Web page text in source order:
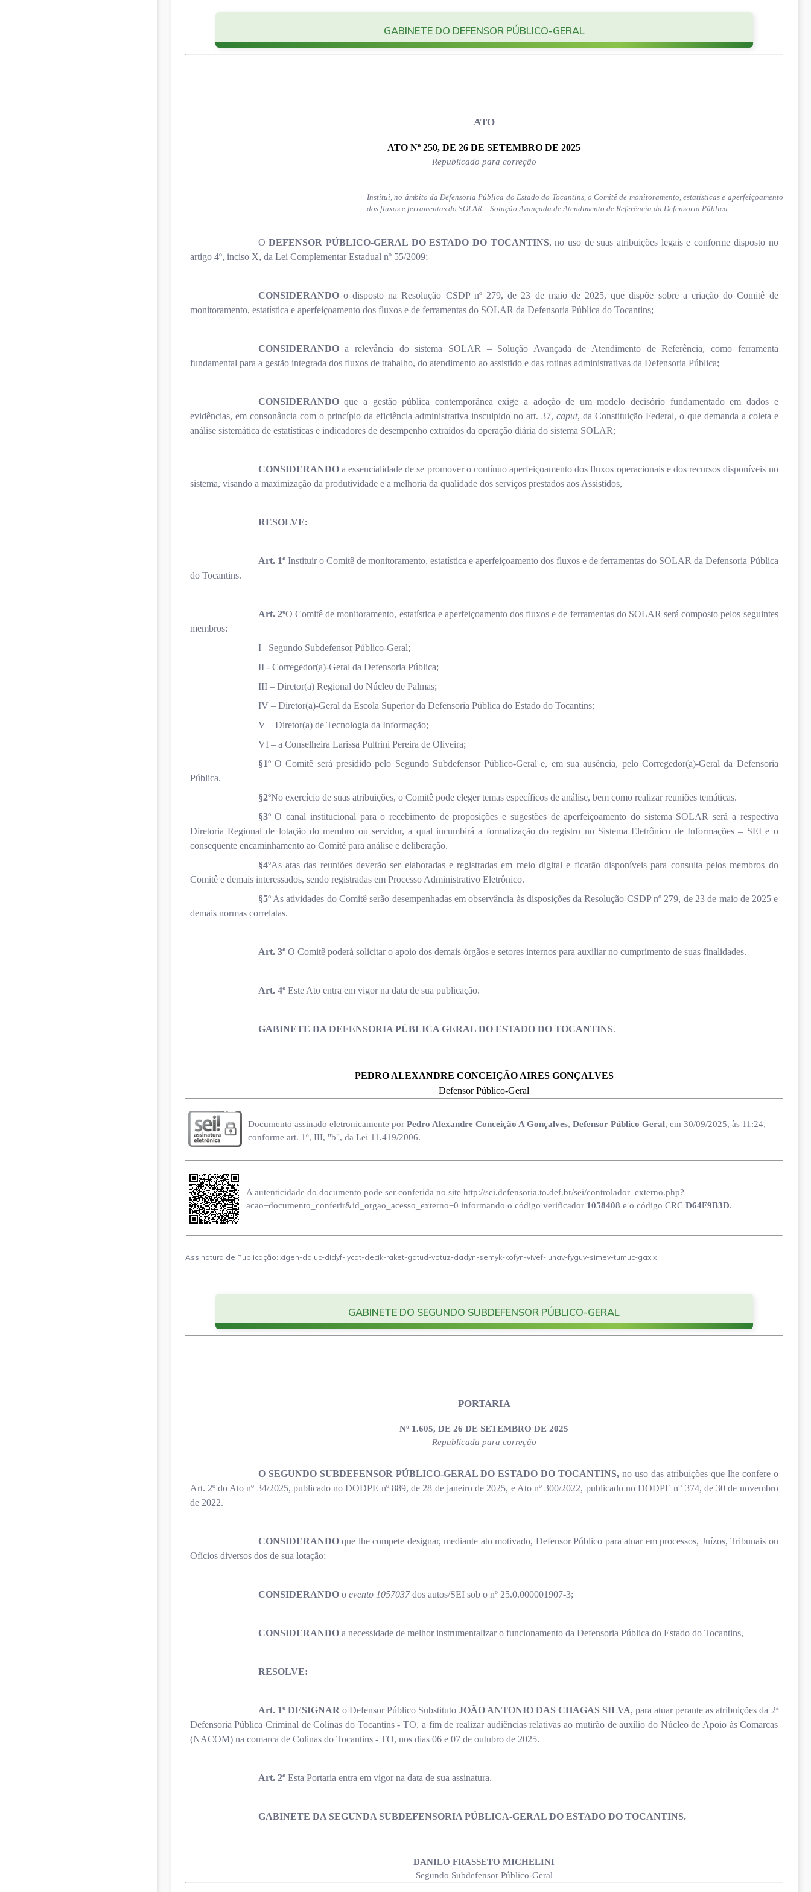
GABINETE DO DEFENSOR PÚBLICO-GERAL
ATO
ATO Nº 250, DE 26 DE SETEMBRO DE 2025
Republicado para correção
Institui, no âmbito da Defensoria Pública do Estado do Tocantins, o Comitê de monitoramento, estatísticas e aperfeiçoamento
dos fluxos e ferramentas do SOLAR – Solução Avançada de Atendimento de Referência da Defensoria Pública.
ODEFENSOR PÚBLICO-GERAL DO ESTADO DO TOCANTINS, no uso de suas atribuições legais e conforme disposto no
artigo 4º, inciso X, da Lei Complementar Estadual nº 55/2009;
CONSIDERANDOo disposto na Resolução CSDP nº 279, de 23 de maio de 2025, que dispõe sobre a criação do Comitê de
monitoramento, estatística e aperfeiçoamento dos fluxos e de ferramentas do SOLAR da Defensoria Pública do Tocantins;
CONSIDERANDOa relevância do sistema SOLAR – Solução Avançada de Atendimento de Referência, como ferramenta
fundamental para a gestão integrada dos fluxos de trabalho, do atendimento ao assistido e das rotinas administrativas da Defensoria Pública;
CONSIDERANDOque a gestão pública contemporânea exige a adoção de um modelo decisório fundamentado em dados e
evidências, em consonância com o princípio da eficiência administrativa insculpido no art. 37, caput, da Constituição Federal, o que demanda a coleta e
análise sistemática de estatísticas e indicadores de desempenho extraídos da operação diária do sistema SOLAR;
CONSIDERANDO a essencialidade de se promover o contínuo aperfeiçoamento dos fluxos operacionais e dos recursos disponíveis no
sistema, visando a maximização da produtividade e a melhoria da qualidade dos serviços prestados aos Assistidos,
RESOLVE:
Art. 1ºInstituir o Comitê de monitoramento, estatística e aperfeiçoamento dos fluxos e de ferramentas do SOLAR da Defensoria Pública
do Tocantins.
Art. 2ºO Comitê de monitoramento, estatística e aperfeiçoamento dos fluxos e de ferramentas do SOLAR será composto pelos seguintes
membros:
I –Segundo Subdefensor Público-Geral;
II - Corregedor(a)-Geral da Defensoria Pública;
III – Diretor(a) Regional do Núcleo de Palmas;
IV – Diretor(a)-Geral da Escola Superior da Defensoria Pública do Estado do Tocantins;
V – Diretor(a) de Tecnologia da Informação;
VI – a Conselheira Larissa Pultrini Pereira de Oliveira;
§1ºO Comitê será presidido pelo Segundo Subdefensor Público-Geral e, em sua ausência, pelo Corregedor(a)-Geral da Defensoria
Pública.
§2ºNo exercício de suas atribuições, o Comitê pode eleger temas específicos de análise, bem como realizar reuniões temáticas.
§3ºO canal institucional para o recebimento de proposições e sugestões de aperfeiçoamento do sistema SOLAR será a respectiva
Diretoria Regional de lotação do membro ou servidor, a qual incumbirá a formalização do registro no Sistema Eletrônico de Informações – SEI e o
consequente encaminhamento ao Comitê para análise e deliberação.
§4ºAs atas das reuniões deverão ser elaboradas e registradas em meio digital e ficarão disponíveis para consulta pelos membros do
Comitê e demais interessados, sendo registradas em Processo Administrativo Eletrônico.
§5ºAs atividades do Comitê serão desempenhadas em observância às disposições da Resolução CSDP nº 279, de 23 de maio de 2025 e
demais normas correlatas.
Art. 3ºO Comitê poderá solicitar o apoio dos demais órgãos e setores internos para auxiliar no cumprimento de suas finalidades.
Art. 4ºEste Ato entra em vigor na data de sua publicação.
GABINETE DA DEFENSORIA PÚBLICA GERAL DO ESTADO DO TOCANTINS.
PEDRO ALEXANDRE CONCEIÇÃO AIRES GONÇALVES
Defensor Público-Geral
Documento assinado eletronicamente por Pedro Alexandre Conceição A Gonçalves, Defensor Público Geral, em 30/09/2025, às 11:24,
conforme art. 1º, III, "b", da Lei 11.419/2006.
A autenticidade do documento pode ser conferida no site http://sei.defensoria.to.def.br/sei/controlador_externo.php?
acao=documento_conferir&id_orgao_acesso_externo=0 informando o código verificador 1058408 e o código CRC D64F9B3D.
Assinatura de Publicação: xigeh-daluc-didyf-lycat-decik-raket-gatud-votuz-dadyn-semyk-kofyn-vivef-luhav-fyguv-simev-tumuc-gaxix
GABINETE DO SEGUNDO SUBDEFENSOR PÚBLICO-GERAL
PORTARIA
Nº 1.605, DE 26 DE SETEMBRO DE 2025
Republicada para correção
O SEGUNDO SUBDEFENSOR PÚBLICO-GERAL DO ESTADO DO TOCANTINS,no uso das atribuições que lhe confere o
Art. 2º do Ato nº 34/2025, publicado no DODPE nº 889, de 28 de janeiro de 2025, e Ato nº 300/2022, publicado no DODPE n° 374, de 30 de novembro
de 2022.
CONSIDERANDOque lhe compete designar, mediante ato motivado, Defensor Público para atuar em processos, Juízos, Tribunais ou
Ofícios diversos dos de sua lotação;
CONSIDERANDOo evento 1057037dos autos/SEI sob o nº 25.0.000001907-3;
CONSIDERANDOa necessidade de melhor instrumentalizar o funcionamento da Defensoria Pública do Estado do Tocantins,
RESOLVE:
Art. 1º DESIGNAR o Defensor Público Substituto JOÃO ANTONIO DAS CHAGAS SILVA, para atuar perante as atribuições da 2ª
Defensoria Pública Criminal de Colinas do Tocantins - TO, a fim de realizar audiências relativas ao mutirão de auxílio do Núcleo de Apoio às Comarcas
(NACOM) na comarca de Colinas do Tocantins - TO, nos dias 06 e 07 de outubro de 2025.
Art. 2ºEsta Portaria entra em vigor na data de sua assinatura.
GABINETE DA SEGUNDA SUBDEFENSORIA PÚBLICA-GERAL DO ESTADO DO TOCANTINS.
DANILO FRASSETO MICHELINI
Segundo Subdefensor Público-Geral